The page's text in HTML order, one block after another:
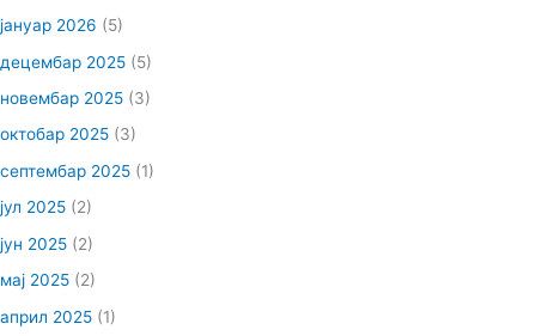
јануар 2026 (5)
децембар 2025 (5)
новембар 2025 (3)
октобар 2025 (3)
септембар 2025 (1)
јул 2025 (2)
јун 2025 (2)
мај 2025 (2)
април 2025 (1)